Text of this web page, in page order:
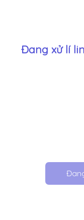
Đang xử lí